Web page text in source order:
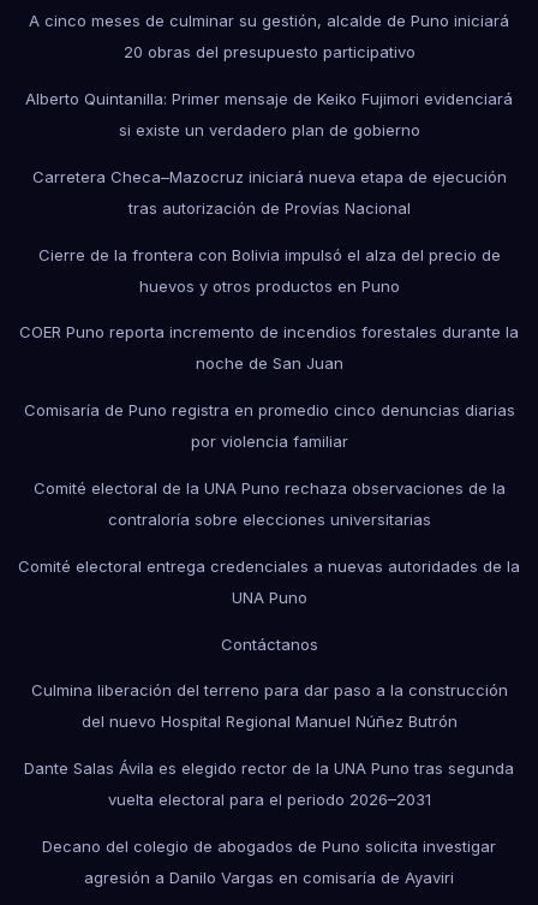
A cinco meses de culminar su gestión, alcalde de Puno iniciará
20 obras del presupuesto participativo
Alberto Quintanilla: Primer mensaje de Keiko Fujimori evidenciará
si existe un verdadero plan de gobierno
Carretera Checa–Mazocruz iniciará nueva etapa de ejecución
tras autorización de Provías Nacional
Cierre de la frontera con Bolivia impulsó el alza del precio de
huevos y otros productos en Puno
COER Puno reporta incremento de incendios forestales durante la
noche de San Juan
Comisaría de Puno registra en promedio cinco denuncias diarias
por violencia familiar
Comité electoral de la UNA Puno rechaza observaciones de la
contraloría sobre elecciones universitarias
Comité electoral entrega credenciales a nuevas autoridades de la
UNA Puno
Contáctanos
Culmina liberación del terreno para dar paso a la construcción
del nuevo Hospital Regional Manuel Núñez Butrón
Dante Salas Ávila es elegido rector de la UNA Puno tras segunda
vuelta electoral para el periodo 2026–2031
Decano del colegio de abogados de Puno solicita investigar
agresión a Danilo Vargas en comisaría de Ayaviri